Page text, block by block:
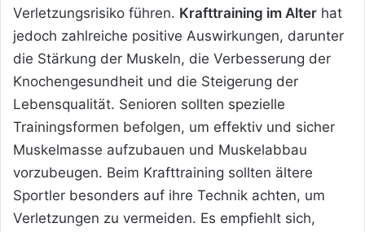
Verletzungsrisiko führen. Krafttraining im Alter hat
jedoch zahlreiche positive Auswirkungen, darunter
die Stärkung der Muskeln, die Verbesserung der
Knochengesundheit und die Steigerung der
Lebensqualität. Senioren sollten spezielle
Trainingsformen befolgen, um effektiv und sicher
Muskelmasse aufzubauen und Muskelabbau
vorzubeugen. Beim Krafttraining sollten ältere
Sportler besonders auf ihre Technik achten, um
Verletzungen zu vermeiden. Es empfiehlt sich,